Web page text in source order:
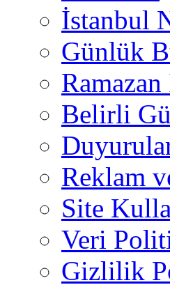
İstanbul
Günlük
Belirli
Reklam
Site
Veri
Gizlilik